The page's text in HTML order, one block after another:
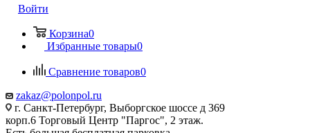
Войти
Корзина0
Избранные товары0
Сравнение товаров0
zakaz@polonpol.ru
г. Санкт-Петербург, Выборгское шоссе д 369
корп.6 Торговый Центр "Паргос", 2 этаж.